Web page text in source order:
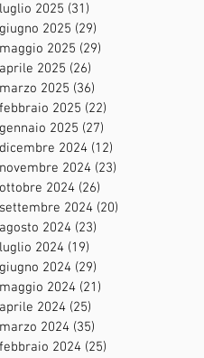
luglio 2025 (31)
giugno 2025 (29)
maggio 2025 (29)
aprile 2025 (26)
marzo 2025 (36)
febbraio 2025 (22)
gennaio 2025 (27)
dicembre 2024 (12)
novembre 2024 (23)
ottobre 2024 (26)
settembre 2024 (20)
agosto 2024 (23)
luglio 2024 (19)
giugno 2024 (29)
maggio 2024 (21)
aprile 2024 (25)
marzo 2024 (35)
febbraio 2024 (25)